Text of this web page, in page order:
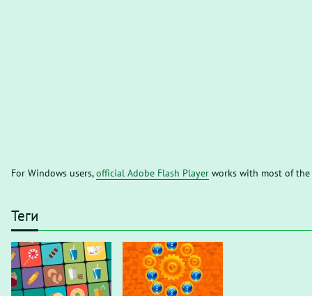
For Windows users,official Adobe Flash Player works with most of the
Теги